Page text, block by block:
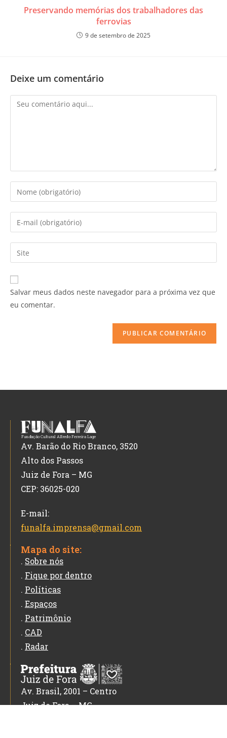
Preservando memórias dos trabalhadores das
ferrovias
9 de setembro de 2025
Deixe um comentário
Salvar meus dados neste navegador para a próxima vez que
eu comentar.
Av. Barão do Rio Branco, 3520
Alto dos Passos
Juiz de Fora – MG
CEP: 36025-020
E-mail:
funalfa.imprensa@gmail.com
Mapa do site:
. Sobre nós
. Fique por dentro
. Políticas
. Espaços
. Patrimônio
. CAD
. Radar
Av. Brasil, 2001 – Centro
Juiz de Fora – MG